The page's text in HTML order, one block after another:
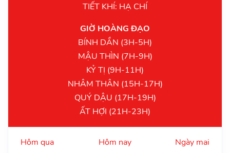
TIẾT KHÍ: HẠ CHÍ
GIỜ HOÀNG ĐẠO
BÍNH DẦN (3H-5H)
MẬU THÌN (7H-9H)
KỶ TỊ (9H-11H)
NHÂM THÂN (15H-17H)
QUÝ DẬU (17H-19H)
ẤT HỢI (21H-23H)
Hôm qua Hôm nay Ngày mai